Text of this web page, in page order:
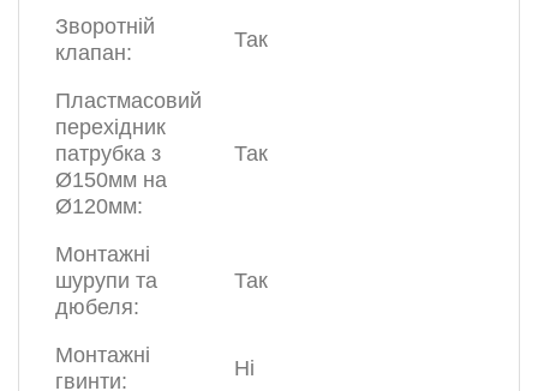
Зворотній
клапан:
Так
Пластмасовий
перехідник
патрубка з
Ø150мм на
Ø120мм:
Так
Монтажні
шурупи та
дюбеля:
Так
Монтажні
гвинти:
Ні